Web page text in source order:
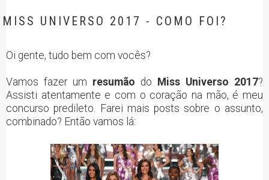
MISS UNIVERSO 2017 - COMO FOI?
Oi gente, tudo bem com vocês?
Vamos fazer um resumão do Miss Universo 2017?
Assisti atentamente e com o coração na mão, é meu
concurso predileto. Farei mais posts sobre o assunto,
combinado? Então vamos lá: